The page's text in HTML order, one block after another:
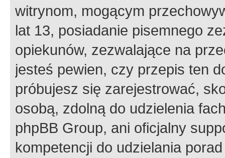
witrynom, mogącym
lat 13, posiadanie pisemnego
opiekunów, zezwalające na
jesteś pewien, czy przepis ten
próbujesz się zarejestrować,
osobą, zdolną do udzielenia
phpBB Group, ani oficjalny
kompetencji do udzielania